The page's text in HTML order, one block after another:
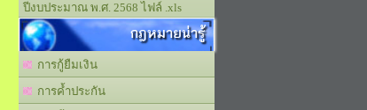
ปีงบประมาณ พ.ศ. 2568 ไฟล์ .xls
กฎหมายน่ารู้
การกู้ยืมเงิน
การค้ำประกัน